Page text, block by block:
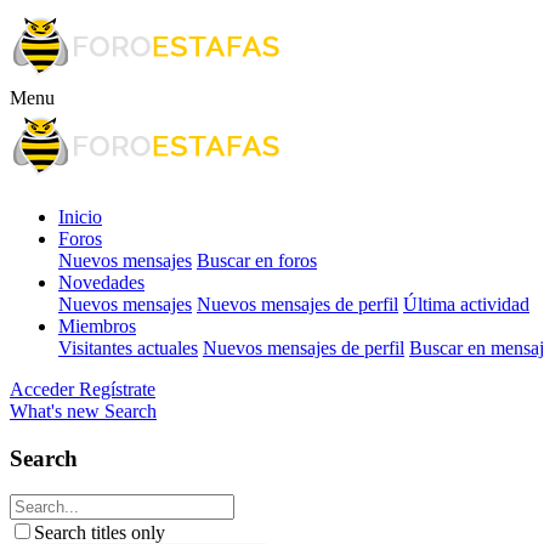
Menu
Inicio
Foros
Nuevos mensajes Buscar en foros
Novedades
Nuevos mensajes Nuevos mensajes de perfil Última actividad
Miembros
Visitantes actuales Nuevos mensajes de perfil Buscar en
Acceder Regístrate
What's new Search
Search
Search titles only